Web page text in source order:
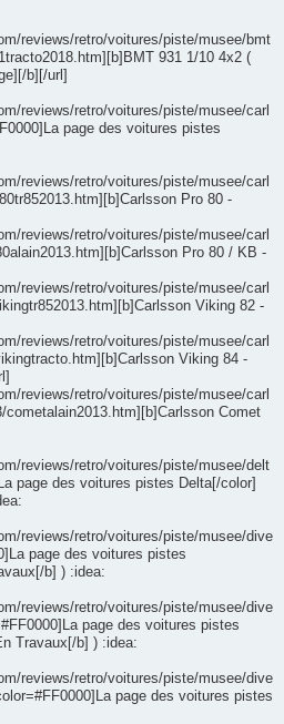
reviews/retro/voitures/piste/musee/bmt
931 1/10 4x2 (
b][/url]
reviews/retro/voitures/piste/musee/carl
page des voitures pistes
reviews/retro/voitures/piste/musee/carl
Pro 80 -
reviews/retro/voitures/piste/musee/carl
Pro 80 / KB -
reviews/retro/voitures/piste/musee/carl
Viking 82 -
reviews/retro/voitures/piste/musee/carl
Viking 84 -
reviews/retro/voitures/piste/musee/carl
Comet
reviews/retro/voitures/piste/musee/delt
page des voitures pistes Delta[/color]
reviews/retro/voitures/piste/musee/dive
page des voitures pistes
b] ) :idea:
reviews/retro/voitures/piste/musee/dive
page des voitures pistes
Travaux[/b] ) :idea:
reviews/retro/voitures/piste/musee/dive
page des voitures pistes